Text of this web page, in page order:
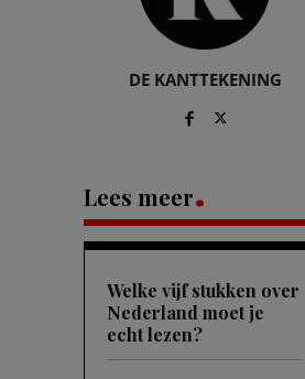
DE KANTTEKENING
Lees meer
Welke vijf stukken over
Nederland moet je
echt lezen?